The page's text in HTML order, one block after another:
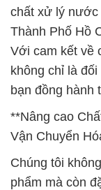
chất xử lý nước
Thành Phố Hồ
Với cam kết về
không chỉ là
bạn đồng hành
**Nâng cao
Vận Chuyển
Chúng tôi
phẩm mà còn